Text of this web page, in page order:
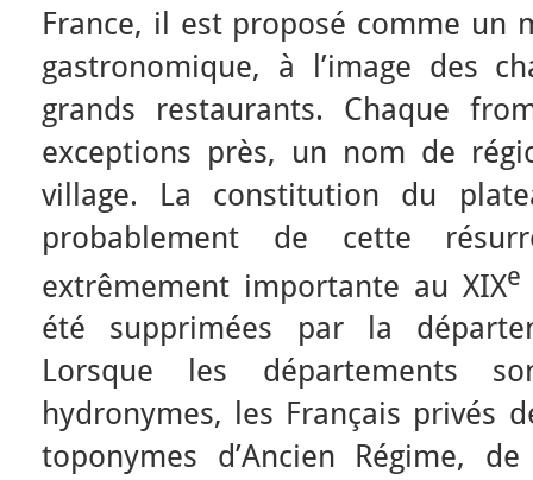
France, il est proposé comme un
gastronomique, à l’image des
grands restaurants. Chaque
exceptions près, un nom de
village. La constitution du
probablement de cette
extrêmement importante au XIXe
été supprimées par la
Lorsque les départements
hydronymes, les Français privés
toponymes d’Ancien Régime,